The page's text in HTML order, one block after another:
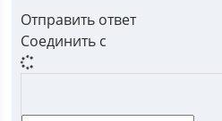
Отправить ответ
Соединить с